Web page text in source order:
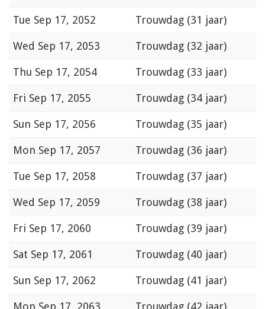
Tue Sep 17, 2052 Trouwdag (31 jaar)
Wed Sep 17, 2053 Trouwdag (32 jaar)
Thu Sep 17, 2054 Trouwdag (33 jaar)
Fri Sep 17, 2055 Trouwdag (34 jaar)
Sun Sep 17, 2056 Trouwdag (35 jaar)
Mon Sep 17, 2057 Trouwdag (36 jaar)
Tue Sep 17, 2058 Trouwdag (37 jaar)
Wed Sep 17, 2059 Trouwdag (38 jaar)
Fri Sep 17, 2060 Trouwdag (39 jaar)
Sat Sep 17, 2061 Trouwdag (40 jaar)
Sun Sep 17, 2062 Trouwdag (41 jaar)